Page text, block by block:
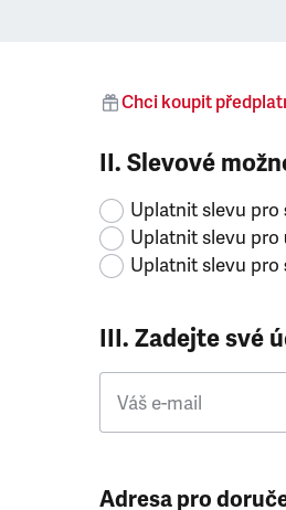
Chci koupit
II. Slevové
Uplatnit slevu pro
Uplatnit slevu pro
Uplatnit slevu pro
III. Zadejte své
Váš e-mail
Adresa pro